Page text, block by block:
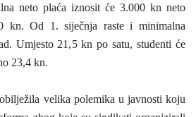
neto plaća iznosit će 3.000 kn neto
kn. Od 1. siječnja raste i minimalna
Umjesto 21,5 kn po satu, studenti će
23,4 kn.
velika polemika u javnosti koju